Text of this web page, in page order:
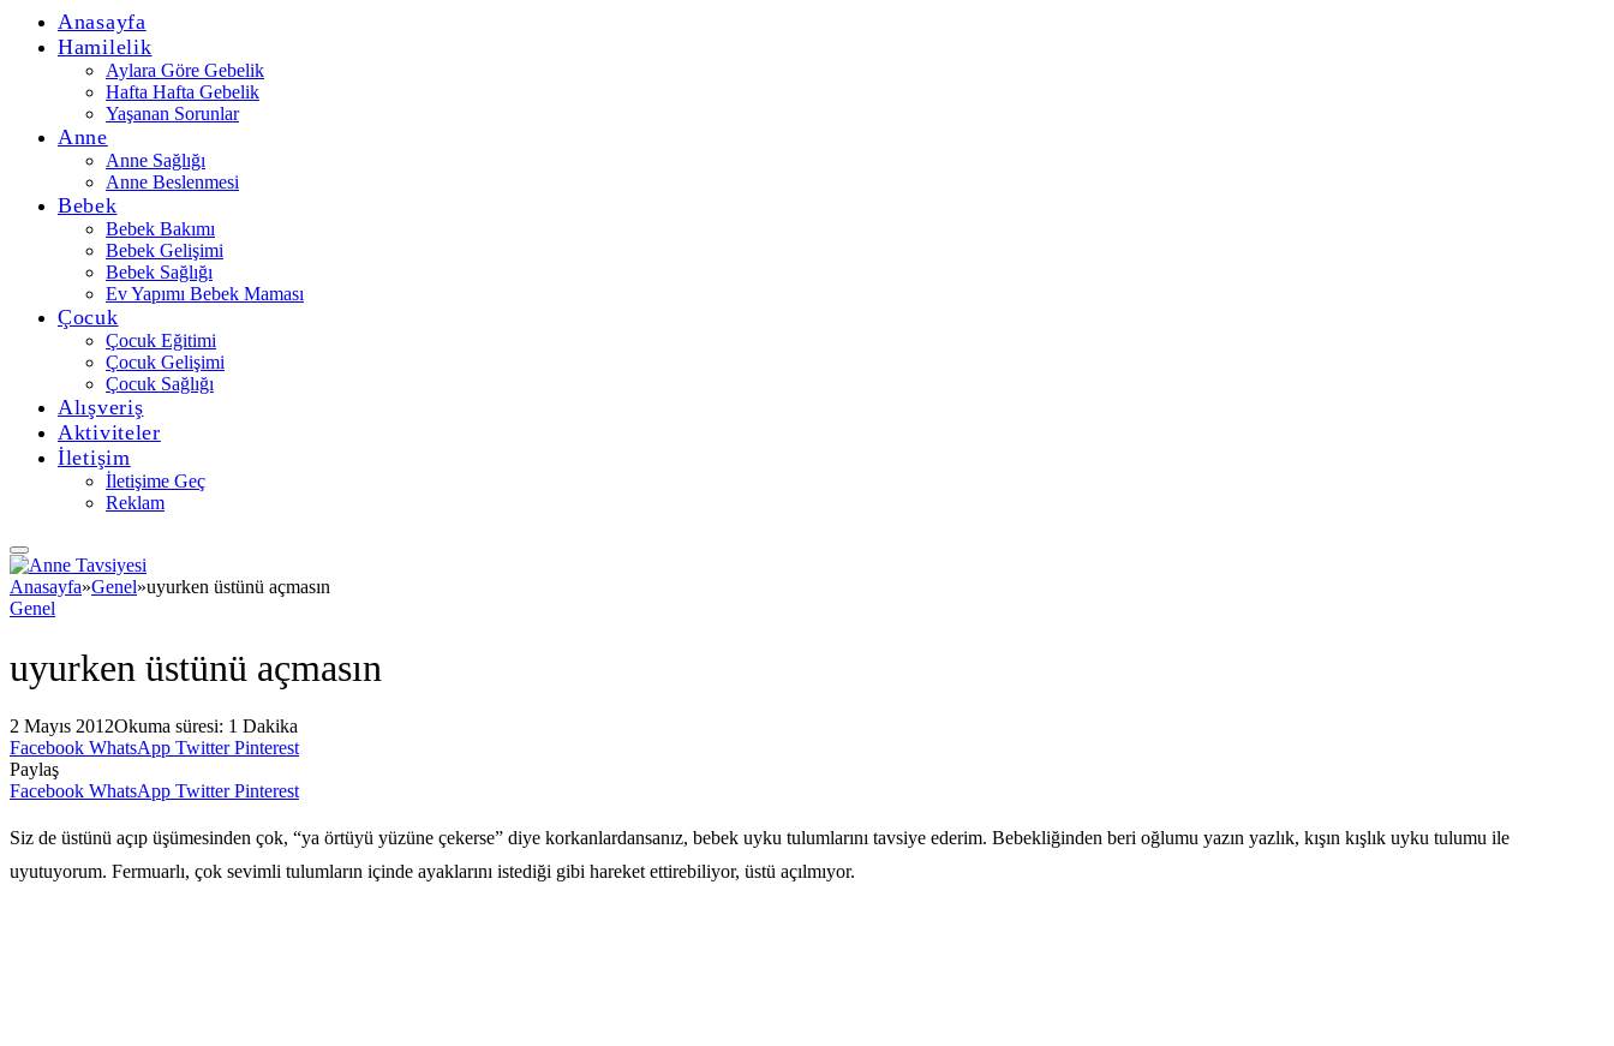
Anasayfa
Hamilelik
Aylara Göre Gebelik
Hafta Hafta Gebelik
Yaşanan Sorunlar
Anne
Anne Sağlığı
Anne Beslenmesi
Bebek
Bebek Bakımı
Bebek Gelişimi
Bebek Sağlığı
Ev Yapımı Bebek Maması
Çocuk
Çocuk Eğitimi
Çocuk Gelişimi
Çocuk Sağlığı
Alışveriş
Aktiviteler
İletişim
İletişime Geç
Reklam
Anasayfa»Genel»uyurken üstünü açmasın
Genel
uyurken üstünü açmasın
2 Mayıs 2012Okuma süresi: 1 Dakika
Facebook WhatsApp Twitter Pinterest
Paylaş
Facebook WhatsApp Twitter Pinterest
Siz de üstünü açıp üşümesinden çok, “ya örtüyü yüzüne çekerse” diye korkanlardansanız, bebek uyku tulumlarını tavsiye ederim. Bebekliğinden beri oğlumu yazın yazlık, kışın kışlık uyku tulumu ile
uyutuyorum. Fermuarlı, çok sevimli tulumların içinde ayaklarını istediği gibi hareket ettirebiliyor, üstü açılmıyor.